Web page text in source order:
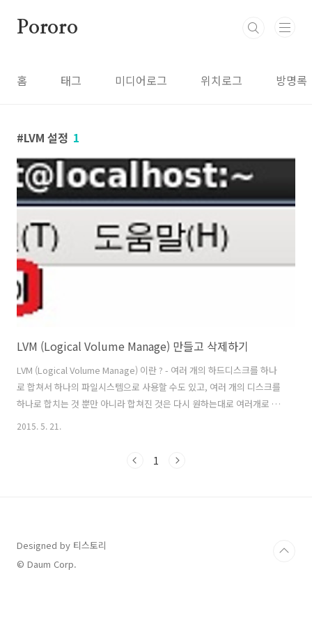
Pororo
홈 태그 미디어로그 위치로그 방명록
LVM 설정 1
LVM (Logical Volume Manage) 만들고 삭제하기
LVM (Logical Volume Manage) 이란 ? - 여러 개의 하드디스크를 하나
로 합쳐서 하나의 파일시스템으로 사용할 수도 있고, 여러 개의 디스크를
하나로 합치는 것 뿐만 아니라 합쳐진 것은 다시 원하는대로 여러개로 나
눌 수도 있다. VMware에 설치한 리눅스에서 LVM을 만들고 삭제해 보자
크 1개를 fdisk 명령어를 이용해 LVM으로 만들어보자 #fdisk
2015. 5. 21.
1
Designed by 티스토리
© Daum Corp.